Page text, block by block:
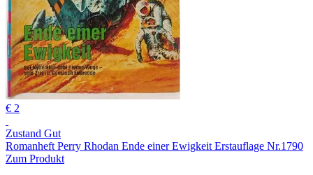
€ 2
Zustand Gut
Romanheft Perry Rhodan Ende einer Ewigkeit Erstauflage Nr.1790
Zum Produkt